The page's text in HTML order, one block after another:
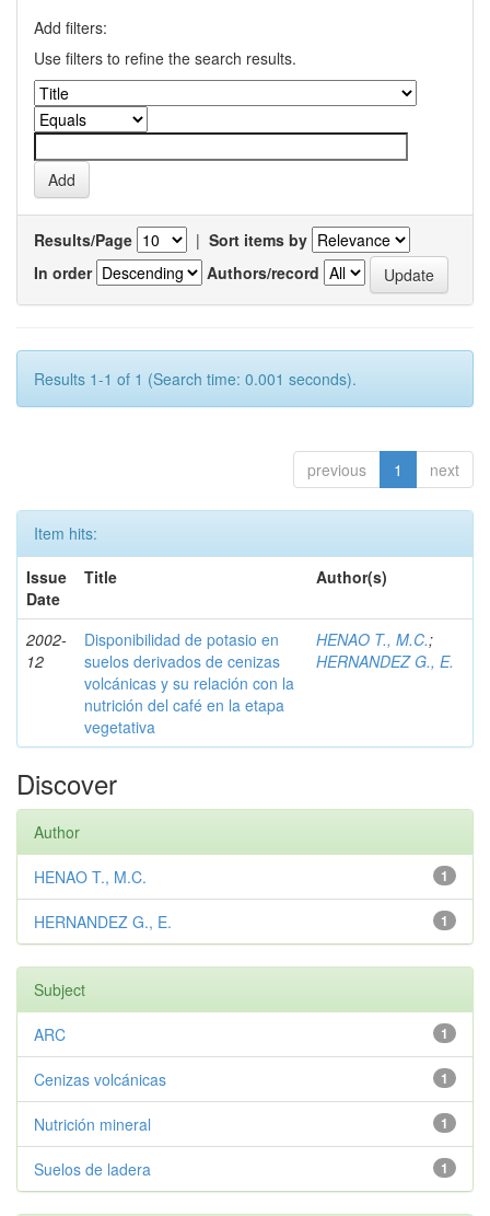
Add filters:
Use filters to refine the search results.
Results/Page | Sort items by
In order
Authors/record
Results 1-1 of 1 (Search time: 0.001 seconds).
previous 1 next
Item hits:
Issue
Date
Title Author(s)
2002-
12
Disponibilidad de potasio en
suelos derivados de cenizas
volcánicas y su relación con la
nutrición del café en la etapa
vegetativa
HENAO T., M.C.;
HERNANDEZ G., E.
Discover
Author
1
HENAO T., M.C.
1
HERNANDEZ G., E.
Subject
1
ARC
1
Cenizas volcánicas
1
Nutrición mineral
1
Suelos de ladera